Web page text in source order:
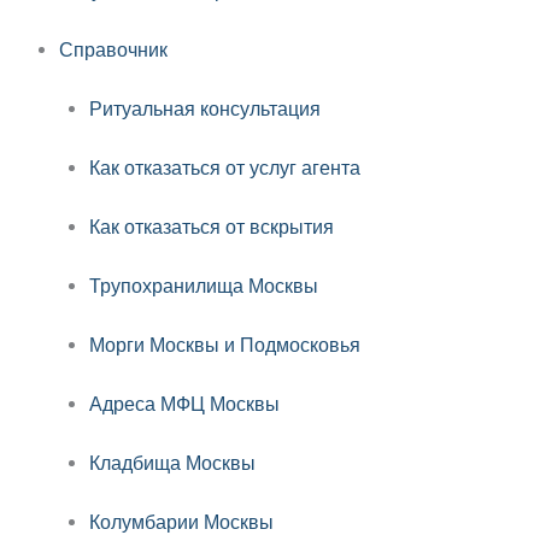
Справочник
Ритуальная консультация
Как отказаться от услуг агента
Как отказаться от вскрытия
Трупохранилища Москвы
Морги Москвы и Подмосковья
Адреса МФЦ Москвы
Кладбища Москвы
Колумбарии Москвы